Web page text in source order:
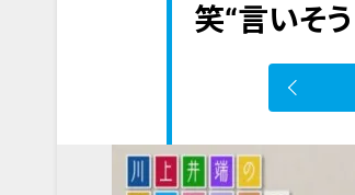
笑“言いそう